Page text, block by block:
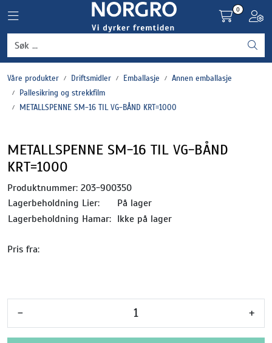
Toggle navigation
0
Våre produkter Driftsmidler Emballasje
Annen emballasje
Pallesikring og strekkfilm
METALLSPENNE SM-16 TIL VG-BÅND KRT=1000
METALLSPENNE SM-16 TIL VG-BÅND
KRT=1000
Produktnummer: 203-900350
Lagerbeholdning Lier:
På lager
Lagerbeholdning Hamar: Ikke på lager
Pris fra:
- +
Grønnsaker
Settepotet og setteløk
Plantevern og nyttedyr
Blomster, potter og brett
Driftsmidler